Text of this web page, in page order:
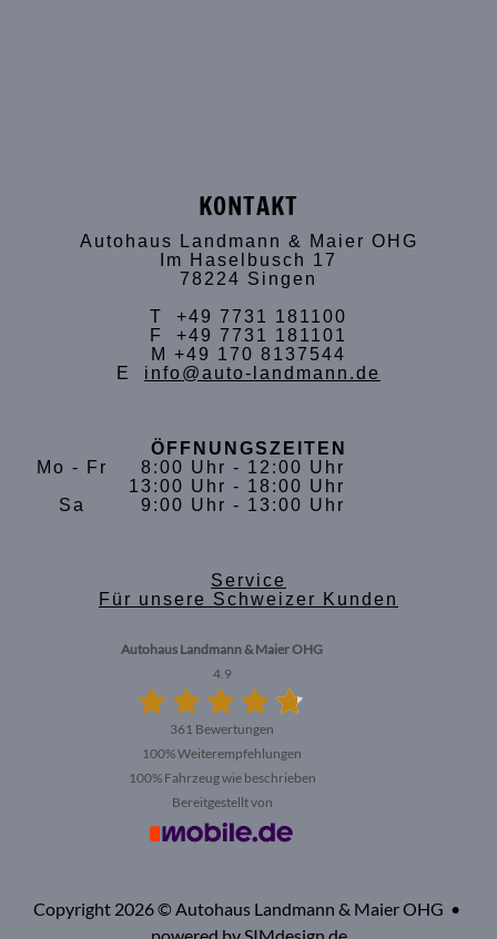
KONTAKT
Autohaus Landmann & Maier OHG
Im Haselbusch 17
78224 Singen
T +49 7731 181100
F +49 7731 181101
M +49 170 8137544
E info@auto-landmann.de
ÖFFNUNGSZEITEN
Mo - Fr
8:00 Uhr - 12:00 Uhr
13:00 Uhr - 18:00 Uhr
Sa
9:00 Uhr - 13:00 Uhr
Service
Für unsere Schweizer Kunden
Autohaus Landmann & Maier OHG
4.9
361 Bewertungen
100%Weiterempfehlungen
100%Fahrzeug wie beschrieben
Bereitgestellt von
Copyright 2026 © Autohaus Landmann & Maier OHG •
powered by SIMdesign.de